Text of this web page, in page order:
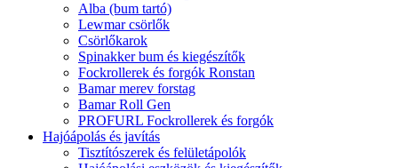
Alba (bum tartó)
Lewmar csörlők
Csörlőkarok
Spinakker bum és kiegészítők
Fockrollerek és forgók Ronstan
Bamar merev forstag
Bamar Roll Gen
PROFURL Fockrollerek és forgók
Hajóápolás és javítás
Tisztítószerek és felületápolók